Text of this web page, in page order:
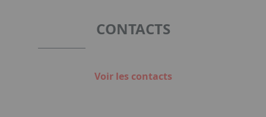
CONTACTS
Voir les contacts